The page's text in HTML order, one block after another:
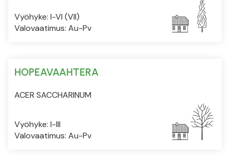
Vyöhyke: I-VI (VII)
Valovaatimus: Au-Pv
HOPEAVAAHTERA
ACER SACCHARINUM
Vyöhyke: I-III
Valovaatimus: Au-Pv